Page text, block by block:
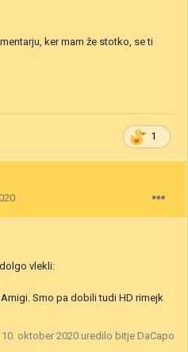
ker mam že stotko, se ti
1
vlekli:
Smo pa dobili tudi HD rimejk
10. oktober 2020 uredilo bitje DaCapo